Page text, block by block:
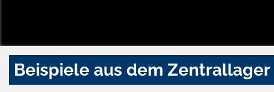
Beispiele aus dem Zentrallager